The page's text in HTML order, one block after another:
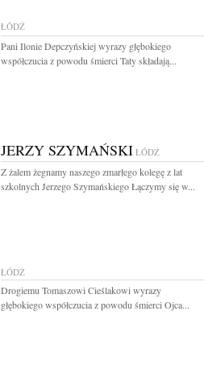
ŁÓDŹ
Pani Ilonie Depczyńskiej wyrazy głębokiego
współczucia z powodu śmierci Taty składają...
JERZY SZYMAŃSKI ŁÓDŹ
Z żalem żegnamy naszego zmarłego kolegę z lat
szkolnych Jerzego Szymańskiego Łączymy się w...
ŁÓDŹ
Drogiemu Tomaszowi Cieślakowi wyrazy
głębokiego współczucia z powodu śmierci Ojca...